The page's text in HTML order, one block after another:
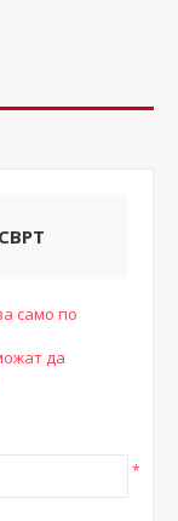
само по
да
*